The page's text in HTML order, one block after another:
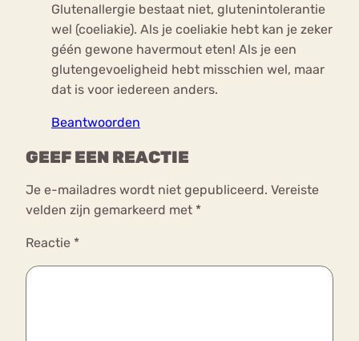
Glutenallergie bestaat niet, glutenintolerantie
wel (coeliakie). Als je coeliakie hebt kan je zeker
géén gewone havermout eten! Als je een
glutengevoeligheid hebt misschien wel, maar
dat is voor iedereen anders.
Beantwoorden
GEEF EEN REACTIE
Je e-mailadres wordt niet gepubliceerd. Vereiste
velden zijn gemarkeerd met *
Reactie *